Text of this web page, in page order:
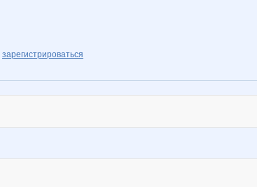
зарегистрироваться